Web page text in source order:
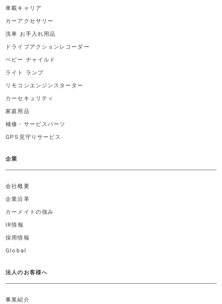
車載キャリア
カーアクセサリー
洗車 お手入れ用品
ドライブアクションレコーダー
ベビー チャイルド
ライト ランプ
リモコンエンジンスターター
カーセキュリティ
家庭用品
補修・サービスパーツ
GPS見守りサービス
企業
会社概要
企業沿革
カーメイトの強み
IR情報
採用情報
Global
法人のお客様へ
事業紹介